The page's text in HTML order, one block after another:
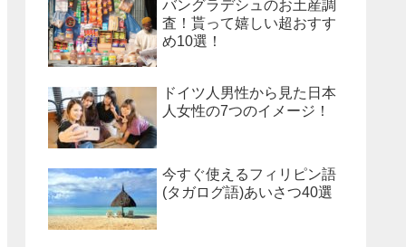
バングラデシュのお土産調
査！貰って嬉しい超おすす
め10選！
ドイツ人男性から見た日本
人女性の7つのイメージ！
今すぐ使えるフィリピン語
(タガログ語)あいさつ40選